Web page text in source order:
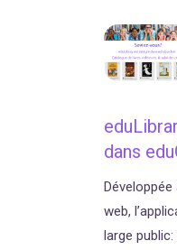
dans
web,
large